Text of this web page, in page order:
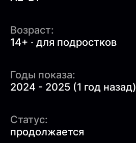
Возраст:
14+ · для подростков
Годы показа:
2024 - 2025 (1 год назад)
Статус:
продолжается